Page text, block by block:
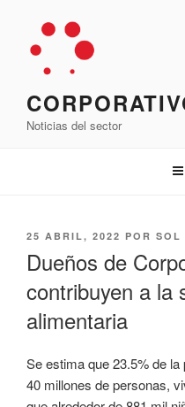
contenido
Noticias del sector
PUBLICADO
25 ABRIL, 2022 POR SOL
Dueños de
contribuyen a la
alimentaria
Se estima que 23.5% de
40 millones de personas,